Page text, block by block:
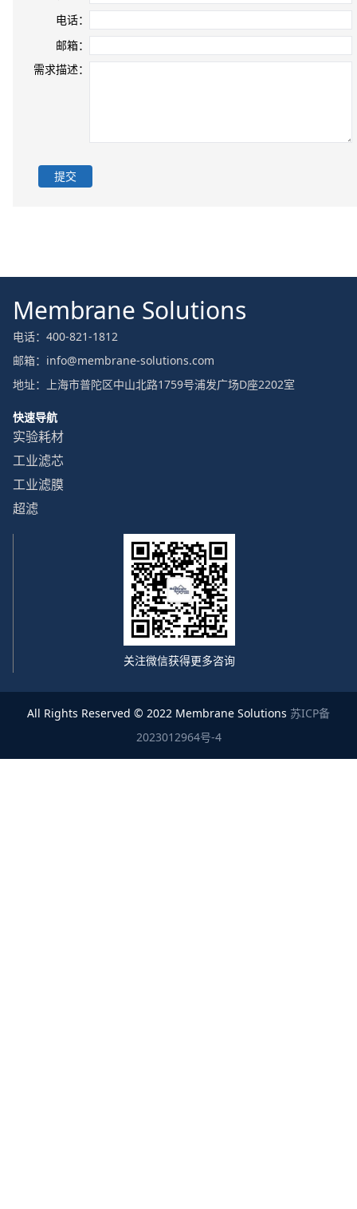
电话：
邮箱：
需求描述：
提交
Membrane Solutions
电话：400-821-1812
邮箱：info@membrane-solutions.com
地址：上海市普陀区中山北路1759号浦发广场D座2202室
快速导航
实验耗材
工业滤芯
工业滤膜
超滤
关注微信获得更多咨询
All Rights Reserved © 2022 Membrane Solutions 苏ICP备
2023012964号-4